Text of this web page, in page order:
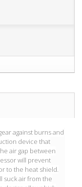
against burns and
device that
air gap between
will prevent
to the heat shield.
suck air from the